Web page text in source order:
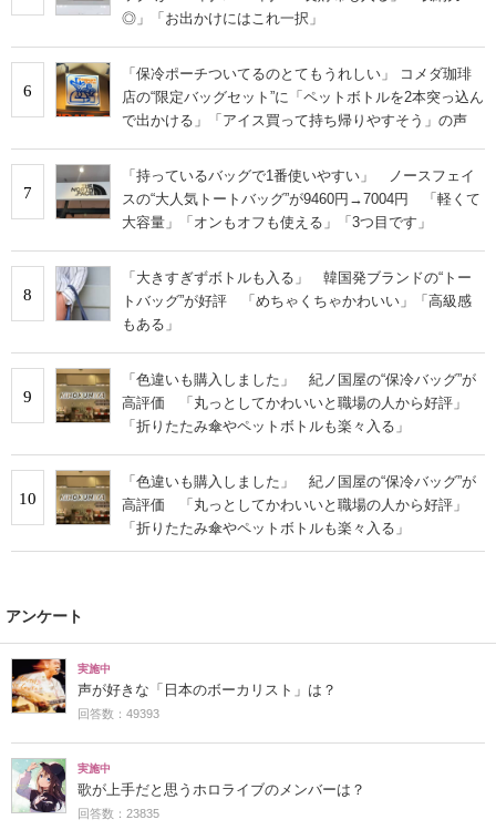
◎」「お出かけにはこれ一択」
6
「保冷ポーチついてるのとてもうれしい」 コメダ珈琲
店の“限定バッグセット”に「ペットボトルを2本突っ込ん
で出かける」「アイス買って持ち帰りやすそう」の声
7
「持っているバッグで1番使いやすい」 ノースフェイ
スの“大人気トートバッグ”が9460円→7004円 「軽くて
大容量」「オンもオフも使える」「3つ目です」
8
「大きすぎずボトルも入る」 韓国発ブランドの“トー
トバッグ”が好評 「めちゃくちゃかわいい」「高級感
もある」
9
「色違いも購入しました」 紀ノ国屋の“保冷バッグ”が
高評価 「丸っとしてかわいいと職場の人から好評」
「折りたたみ傘やペットボトルも楽々入る」
10
「色違いも購入しました」 紀ノ国屋の“保冷バッグ”が
高評価 「丸っとしてかわいいと職場の人から好評」
「折りたたみ傘やペットボトルも楽々入る」
アンケート
実施中
声が好きな「日本のボーカリスト」は？
回答数：49393
実施中
歌が上手だと思うホロライブのメンバーは？
回答数：23835